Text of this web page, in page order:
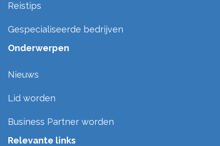
Reistips
Gespecialiseerde bedrijven
Onderwerpen
Nieuws
Lid worden
Business Partner worden
Relevante links